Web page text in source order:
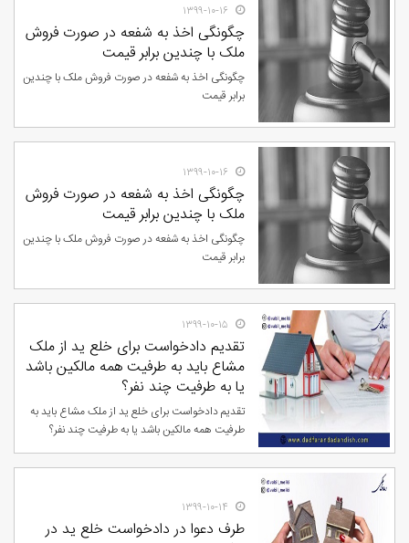
۱۳۹۹-۱۰-۱۶
چگونگی اخذ به شفعه در صورت فروش
ملک با چندین برابر قیمت
چگونگی اخذ به شفعه در صورت فروش ملک با چندین
برابر قیمت
۱۳۹۹-۱۰-۱۶
چگونگی اخذ به شفعه در صورت فروش
ملک با چندین برابر قیمت
چگونگی اخذ به شفعه در صورت فروش ملک با چندین
برابر قیمت
۱۳۹۹-۱۰-۱۵
تقدیم دادخواست برای خلع ید از ملک
مشاع باید به طرفیت همه مالکین باشد
یا به طرفیت چند نفر؟
تقدیم دادخواست برای خلع ید از ملک مشاع باید به
طرفیت همه مالکین باشد یا به طرفیت چند نفر؟
۱۳۹۹-۱۰-۱۴
طرف دعوا در دادخواست خلع ید در